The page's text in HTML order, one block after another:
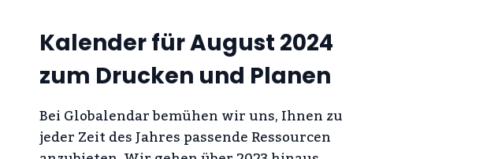
Kalender für August 2024
zum Drucken und Planen
Bei Globalendar bemühen wir uns, Ihnen zu
jeder Zeit des Jahres passende Ressourcen